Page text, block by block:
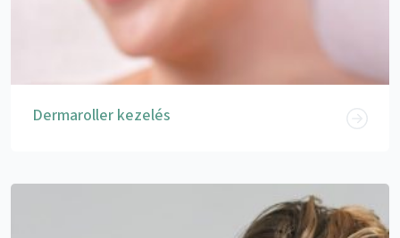
Dermaroller kezelés